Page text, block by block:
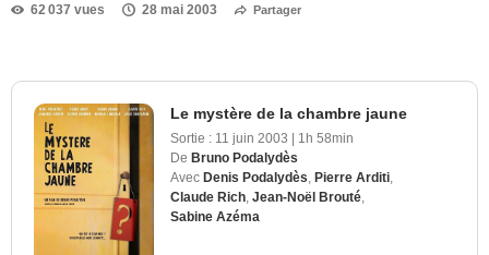
62 037 vues 28 mai 2003 Partager
Le mystère de la chambre jaune
Sortie : 11 juin 2003 | 1h 58min
De Bruno Podalydès
Avec Denis Podalydès Pierre Arditi
Claude Rich Jean-Noël Brouté
Sabine Azéma